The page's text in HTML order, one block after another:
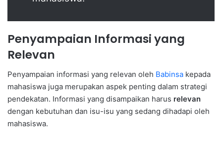
Penyampaian Informasi yang
Relevan
Penyampaian informasi yang relevan oleh Babinsa kepada
mahasiswa juga merupakan aspek penting dalam strategi
pendekatan. Informasi yang disampaikan harus relevan
dengan kebutuhan dan isu-isu yang sedang dihadapi oleh
mahasiswa.